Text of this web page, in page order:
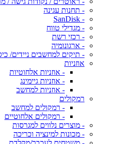
- תחנות עגינה
- SanDisk
- מגדילי טווח
- רכזי רשת
- ארגונומיה
- תיקים למחשבים ניידים/
אוזניות
- אוזניות אלחוטיות
- אוזניות גיימינג
- אוזניות למחשב
רמקולים
- רמקולים למחשב
- רמקולים אלחוטיים
- מוצרים נלווים למגרסות
- מכונות למינציה וכריכה